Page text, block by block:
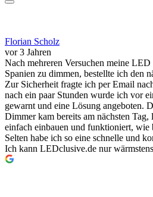
Florian Scholz
vor 3 Jahren
Nach mehreren Versuchen meine
Spanien zu dimmen, bestellte ich den
Zur Sicherheit fragte ich per Email
nach ein paar Stunden wurde ich vor
gewarnt und eine Lösung angeboten.
Dimmer kam bereits am nächsten
einfach einbauen und funktioniert, wie
Selten habe ich so eine schnelle und
Ich kann LEDclusive.de nur